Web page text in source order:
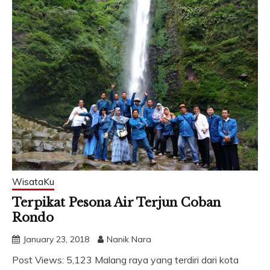
WisataKu
Terpikat Pesona Air Terjun Coban
Rondo
January 23, 2018 Nanik Nara
Post Views: 5,123 Malang raya yang terdiri dari kota